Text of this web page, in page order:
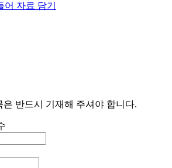
자료 담기
은 반드시 기재해 주셔야 합니다.